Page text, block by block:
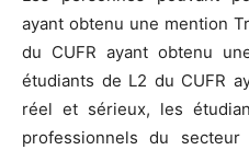
ayant obtenu une mention
du CUFR ayant obtenu
étudiants de L2 du CUFR
réel et sérieux, les
professionnels du